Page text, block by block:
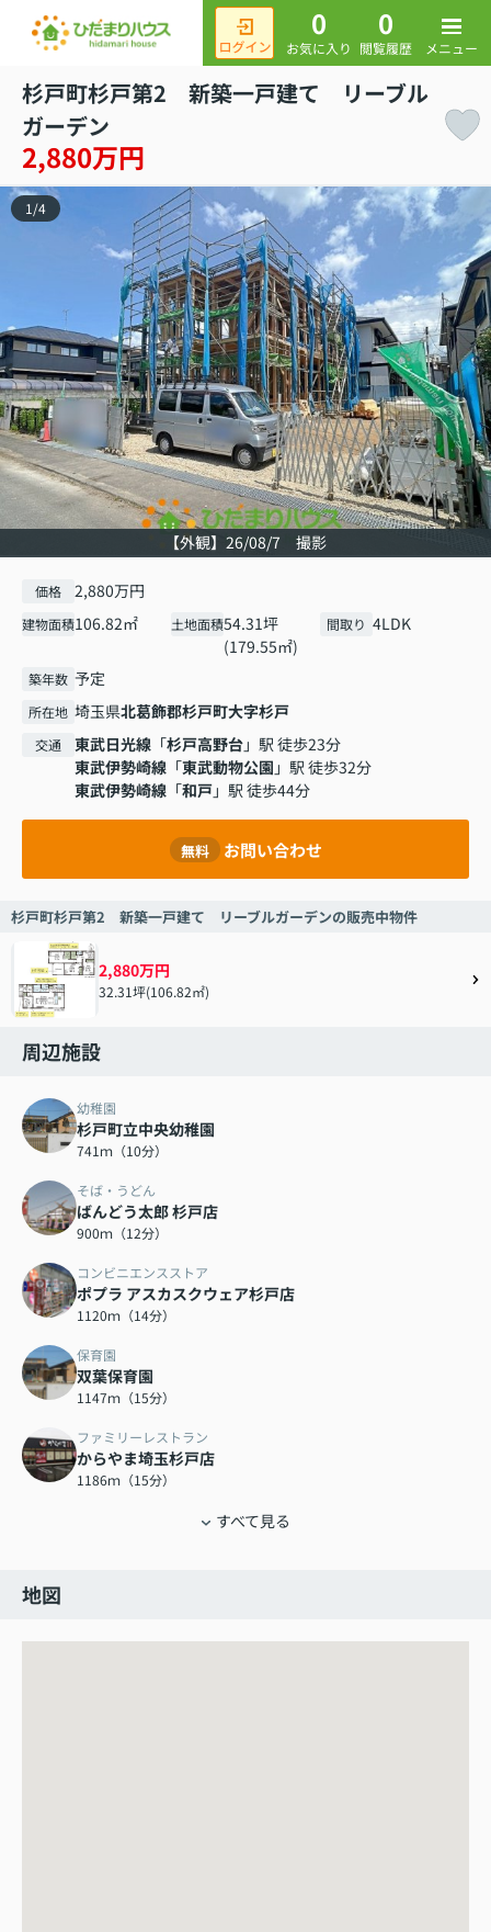
0
お気に入り
0
閲覧履歴 メニュー
杉戸町杉戸第2 新築一戸建て リーブル
ガーデン
2,880万円
【外観】26/08/7 撮影
1 /4
価格 2,880万円
建物面積106.82㎡ 土地面積54.31坪
(179.55㎡)
間取り 4LDK
築年数 予定
所在地 埼玉県北葛飾郡杉戸町大字杉戸
交通 東武日光線 「杉戸高野台」駅 徒歩23分
東武伊勢崎線 「東武動物公園 」駅 徒歩32分
東武伊勢崎線 「和戸」駅 徒歩44分
無料 お問い合わせ
杉戸町杉戸第2 新築一戸建て リーブルガーデンの販売中物件
2,880万円
32.31坪(106.82㎡)
周辺施設
幼稚園
杉戸町立中央幼稚園
741ｍ（10分）
そば・うどん
ばんどう太郎 杉戸店
900ｍ（12分）
コンビニエンスストア
ポプラ アスカスクウェア杉戸店
1120ｍ（14分）
保育園
双葉保育園
1147ｍ（15分）
ファミリーレストラン
からやま埼玉杉戸店
1186ｍ（15分）
すべて見る
地図